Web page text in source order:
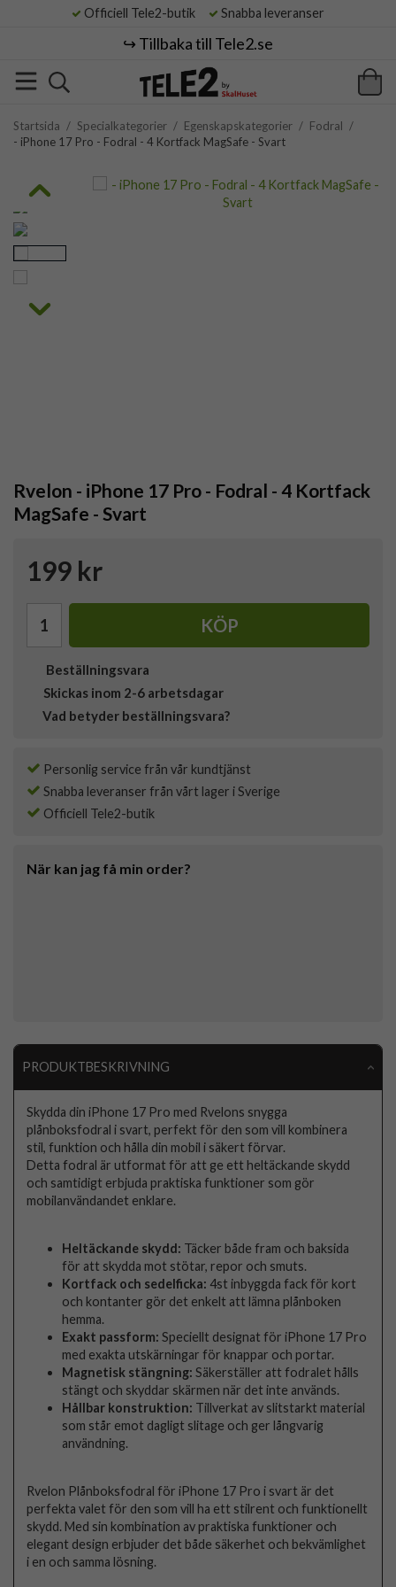
Officiell Tele2-butik Snabba leveranser
↪️ Tillbaka till Tele2.se
Startsida / Specialkategorier / Egenskapskategorier / Fodral /
- iPhone 17 Pro - Fodral - 4 Kortfack MagSafe - Svart
Rvelon - iPhone 17 Pro - Fodral - 4 Kortfack
MagSafe - Svart
199 kr
KÖP
Beställningsvara
Skickas inom 2-6 arbetsdagar
Vad betyder beställningsvara?
Personlig service från vår kundtjänst
Snabba leveranser från vårt lager i Sverige
Officiell Tele2-butik
När kan jag få min order?
PRODUKTBESKRIVNING
Skydda din iPhone 17 Pro med Rvelons snygga
plånboksfodral i svart, perfekt för den som vill kombinera
stil, funktion och hålla din mobil i säkert förvar.
Detta fodral är utformat för att ge ett heltäckande skydd
och samtidigt erbjuda praktiska funktioner som gör
mobilanvändandet enklare.
Heltäckande skydd: Täcker både fram och baksida
för att skydda mot stötar, repor och smuts.
Kortfack och sedelficka: 4st inbyggda fack för kort
och kontanter gör det enkelt att lämna plånboken
hemma.
Exakt passform: Speciellt designat för iPhone 17 Pro
med exakta utskärningar för knappar och portar.
Magnetisk stängning: Säkerställer att fodralet hålls
stängt och skyddar skärmen när det inte används.
Hållbar konstruktion: Tillverkat av slitstarkt material
som står emot dagligt slitage och ger långvarig
användning.
Rvelon Plånboksfodral för iPhone 17 Pro i svart är det
perfekta valet för den som vill ha ett stilrent och funktionellt
skydd. Med sin kombination av praktiska funktioner och
elegant design erbjuder det både säkerhet och bekvämlighet
i en och samma lösning.